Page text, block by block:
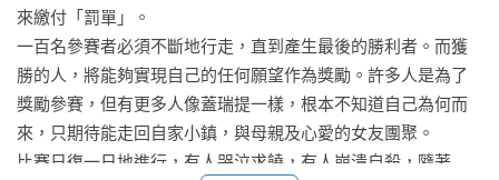
來繳付「罰單」。
一百名參賽者必須不斷地行走，直到產生最後的勝利者。而獲
勝的人，將能夠實現自己的任何願望作為獎勵。許多人是為了
獎勵參賽，但有更多人像蓋瑞提一樣，根本不知道自己為何而
來，只期待能走回自家小鎮，與母親及心愛的女友團聚。
比賽日復一日地進行，有人哭泣求饒，有人崩潰自殺，隨著